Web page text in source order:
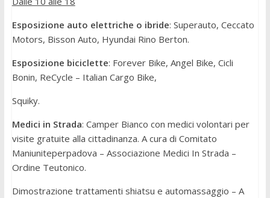
Esposizione auto elettriche o ibride: Superauto, Ceccato
Motors, Bisson Auto, Hyundai Rino Berton.
Esposizione biciclette: Forever Bike, Angel Bike, Cicli
Bonin, ReCycle – Italian Cargo Bike,
Squiky.
Medici in Strada: Camper Bianco con medici volontari per
visite gratuite alla cittadinanza. A cura di Comitato
Maniuniteperpadova – Associazione Medici In Strada –
Ordine Teutonico.
Dimostrazione trattamenti shiatsu e automassaggio – A